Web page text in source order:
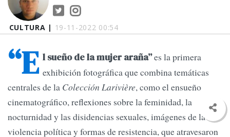
CULTURA | 19-11-2022 00:54
“E l sueño de la mujer araña”es la primera
exhibición fotográfica que combina temáticas
centrales de la Colección Larivière, como el ensueño
cinematográfico, reflexiones sobre la feminidad, la
nocturnidad y las disidencias sexuales, imágenes de la
violencia política y formas de resistencia, que atravesaron